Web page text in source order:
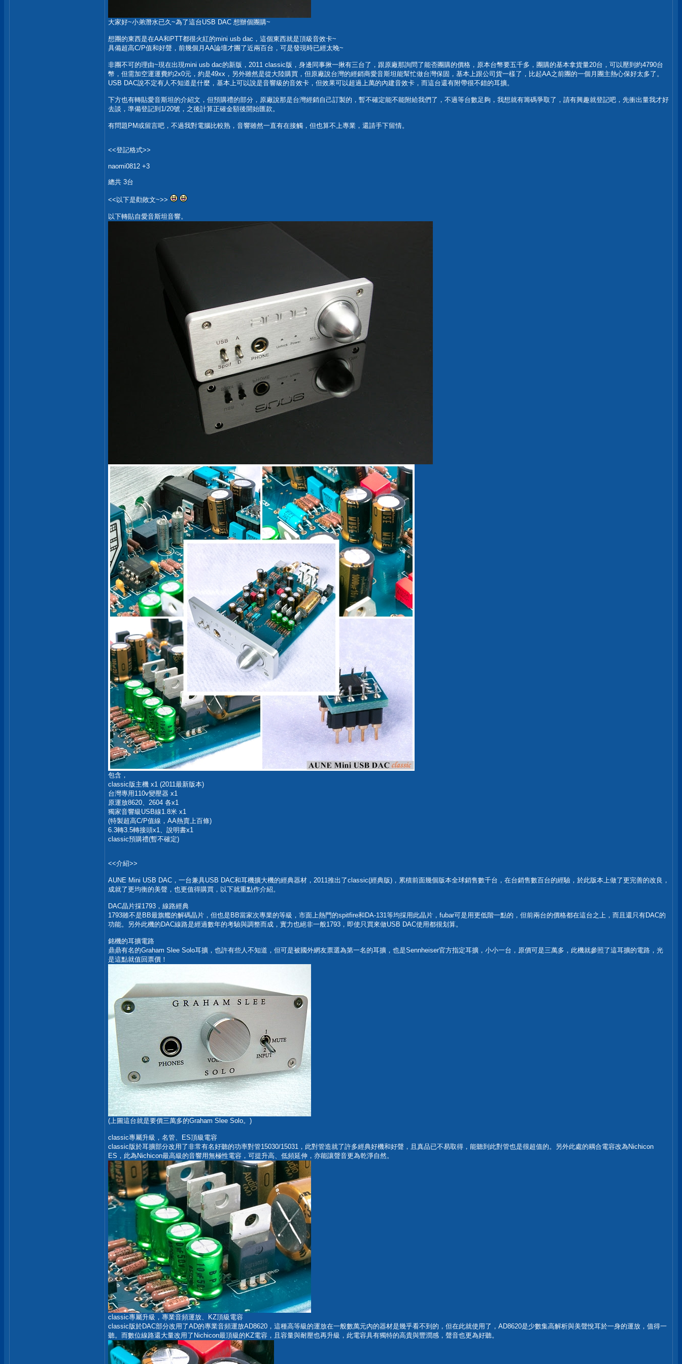
大家好~小弟潛水已久~為了這台USB DAC 想辦個團購~
想團的東西是在AA和PTT都很火紅的mini usb dac，這個東西就是頂級音效卡~
具備超高C/P值和好聲，前幾個月AA論壇才團了近兩百台，可是發現時已經太晚~
非團不可的理由~現在出現mini usb dac的新版，2011 classic版，身邊同事揪一揪有三台了，跟原廠那詢問了能否團購的價格，原本台幣要五千多，團購的基本拿貨量20台，可以壓到約4790台
幣，但需加空運運費約2x0元，約是49xx，另外雖然是從大陸購買，但原廠說台灣的經銷商愛音斯坦能幫忙做台灣保固，基本上跟公司貨一樣了，比起AA之前團的一個月團主熱心保好太多了。
USB DAC說不定有人不知道是什麼，基本上可以說是音響級的音效卡，但效果可以超過上萬的內建音效卡，而這台還有附帶很不錯的耳擴。
下方也有轉貼愛音斯坦的介紹文，但預購禮的部分，原廠說那是台灣經銷自己訂製的，暫不確定能不能附給我們了，不過等台數足夠，我想就有籌碼爭取了，請有興趣就登記吧，先衝出量我才好
去談，準備登記到1/20號，之後計算正確金額後開始匯款。
有問題PM或留言吧，不過我對電腦比較熟，音響雖然一直有在接觸，但也算不上專業，還請手下留情。
<<登記格式>>
naomi0812 +3
總共 3台
<<以下是勸敗文~>>
以下轉貼自愛音斯坦音響。
包含，
classic版主機 x1 (2011最新版本)
台灣專用110v變壓器 x1
原運放8620、2604 各x1
獨家音響級USB線1.8米 x1
(特製超高C/P值線，AA熱賣上百條)
6.3轉3.5轉接頭x1、說明書x1
classic預購禮(暫不確定)
<<介紹>>
AUNE Mini USB DAC，一台兼具USB DAC和耳機擴大機的經典器材，2011推出了classic(經典版)，累積前面幾個版本全球銷售數千台，在台銷售數百台的經驗，於此版本上做了更完善的改良，
成就了更均衡的美聲，也更值得購買，以下就重點作介紹。
DAC晶片採1793，線路經典
1793雖不是BB最旗艦的解碼晶片，但也是BB當家次專業的等級，市面上熱門的spitfire和DA-131等均採用此晶片，fubar可是用更低階一點的，但前兩台的價格都在這台之上，而且還只有DAC的
功能。另外此機的DAC線路是經過數年的考驗與調整而成，實力也絕非一般1793，即使只買來做USB DAC使用都很划算。
銘機的耳擴電路
鼎鼎有名的Graham Slee Solo耳擴，也許有些人不知道，但可是被國外網友票選為第一名的耳擴，也是Sennheiser官方指定耳擴，小小一台，原價可是三萬多，此機就參照了這耳擴的電路，光
是這點就值回票價！
(上圖這台就是要價三萬多的Graham Slee Solo。)
classic專屬升級，名管、ES頂級電容
classic版於耳擴部分改用了非常有名好聽的功率對管15030/15031，此對管造就了許多經典好機和好聲，且真品已不易取得，能聽到此對管也是很超值的。另外此處的耦合電容改為Nichicon
ES，此為Nichicon最高級的音響用無極性電容，可提升高、低頻延伸，亦能讓聲音更為乾淨自然。
classic專屬升級，專業音頻運放、KZ頂級電容
classic版於DAC部分改用了AD的專業音頻運放AD8620，這種高等級的運放在一般數萬元內的器材是幾乎看不到的，但在此就使用了，AD8620是少數集高解析與美聲悅耳於一身的運放，值得一
聽。而數位線路還大量改用了Nichicon最頂級的KZ電容，且容量與耐壓也再升級，此電容具有獨特的高貴與豐潤感，聲音也更為好聽。